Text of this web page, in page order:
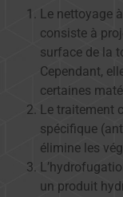
Le nettoyage
consiste à
surface de la
Cependant,
certaines
Le traitement
spécifique
élimine les
un produit